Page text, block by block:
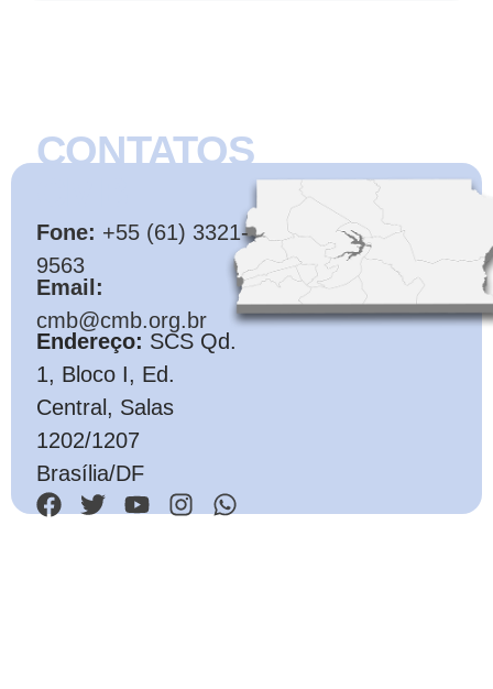
CONTATOS
Fone: +55 (61) 3321-
9563
Email:
cmb@cmb.org.br
Endereço: SCS Qd.
1, Bloco I, Ed.
Central, Salas
1202/1207
Brasília/DF